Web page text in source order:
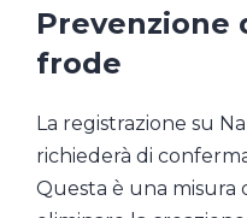
Prevenzione
frode
La registrazione su
richiederà di
Questa è una misura